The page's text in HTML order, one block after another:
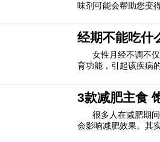
味剂可能会帮助您变
研究数据进行的研究
究，仍然只有非常微
剂可能是有益的。研
经期不能吃什
女性月经不调不
育功能，引起该疾病
定要重视月经不调，
食物？经期不能吃什
喜欢吃巧克力，平时
3款减肥主食
很多人在减肥期
会影响减肥效果。其